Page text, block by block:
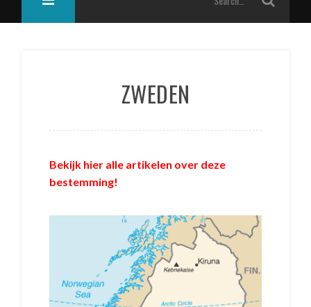
ZWEDEN
Bekijk hier alle artikelen over deze
bestemming!